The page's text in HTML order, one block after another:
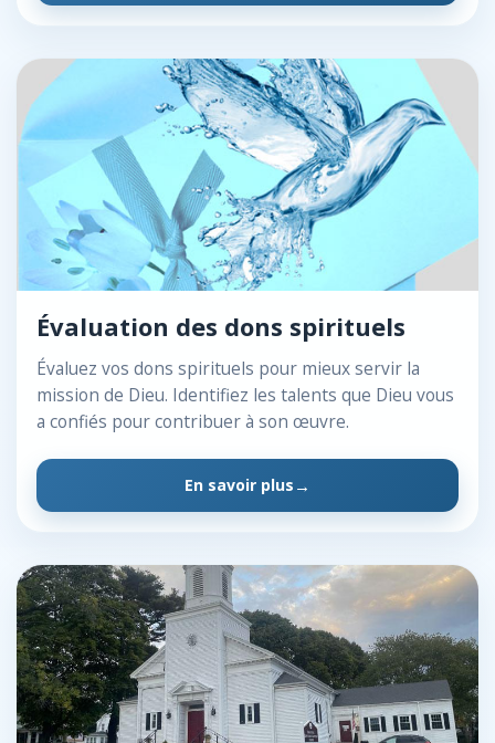
Évaluation des dons spirituels
Évaluez vos dons spirituels pour mieux servir la
mission de Dieu. Identifiez les talents que Dieu vous
a confiés pour contribuer à son œuvre.
En savoir plus